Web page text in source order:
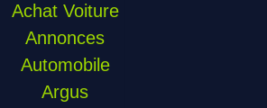
Achat Voiture
Annonces
Automobile
Argus